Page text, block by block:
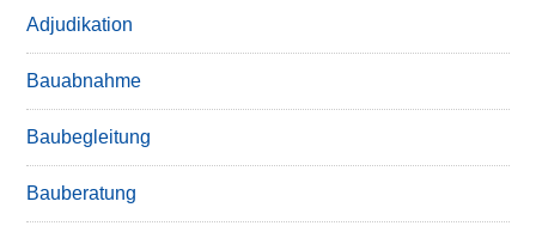
Adjudikation
Bauabnahme
Baubegleitung
Bauberatung